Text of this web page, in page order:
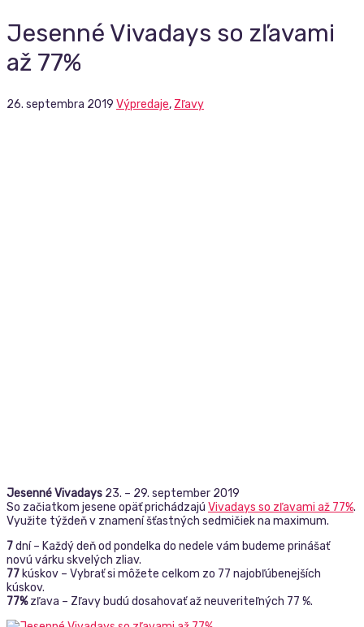
Jesenné Vivadays so zľavami
až 77%
26. septembra 2019 Výpredaje, Zľavy
Jesenné Vivadays 23. – 29. september 2019
So začiatkom jesene opäť prichádzajú Vivadays so zľavami až 77%.
Využite týždeň v znamení šťastných sedmičiek na maximum.
7dní – Každý deň od pondelka do nedele vám budeme prinášať
novú várku skvelých zliav.
77 kúskov – Vybrať si môžete celkom zo 77 najobľúbenejších
kúskov.
77%zľava – Zľavy budú dosahovať až neuveriteľných 77 %.